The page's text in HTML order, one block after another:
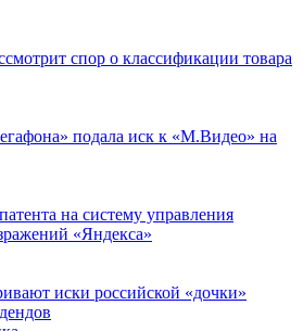
спор о классификации товара
подала иск к «М.Видео» на
на систему управления
«Яндекса»
иски российской «дочки»